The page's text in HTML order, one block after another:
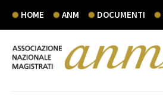
HOME ANM DOCUMENTI